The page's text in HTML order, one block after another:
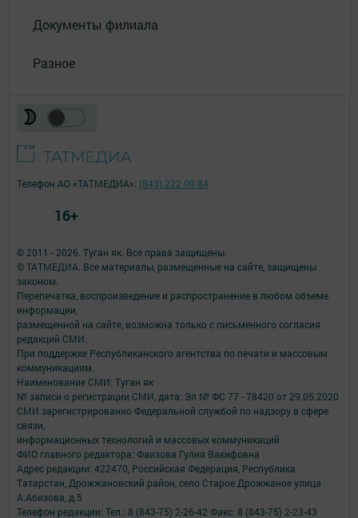
Документы филиала
Разное
© 2011 - 2026. Туган як. Все права защищены.
© ТАТМЕДИА. Все материалы, размещенные на сайте, защищены
законом.
Перепечатка, воспроизведение и распространение в любом объеме
информации,
размещенной на сайте, возможна только с письменного согласия
редакций СМИ.
При поддержке Республиканского агентства по печати и массовым
коммуникациям.
Наименование СМИ: Туган як
№ записи о регистрации СМИ, дата: Эл № ФС 77 - 78420 от 29.05.2020
СМИ зарегистрированно Федеральной службой по надзору в сфере
связи,
информационных технологий и массовых коммуникаций
ФИО главного редактора: Фаизова Гулия Вакифовна
Адрес редакции: 422470, Российская Федерация, Республика
Татарстан, Дрожжановский район, село Старое Дрожжаное улица
А.Абязова, д.5
Телефон редакции: Тел.: 8 (843-75) 2-26-42 Факс: 8 (843-75) 2-23-43
Телефон АО «ТАТМЕДИА»: (843) 222 09 84
16+